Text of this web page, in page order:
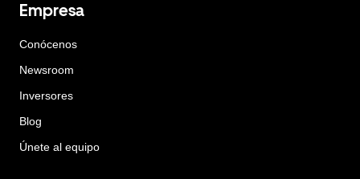
Empresa
Conócenos
Newsroom
Inversores
Blog
Únete al equipo